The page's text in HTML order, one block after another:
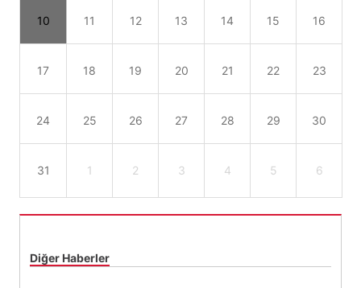
10 11 12 13 14 15 16
17 18 19 20 21 22 23
24 25 26 27 28 29 30
31 1 2 3 4 5 6
Diğer Haberler